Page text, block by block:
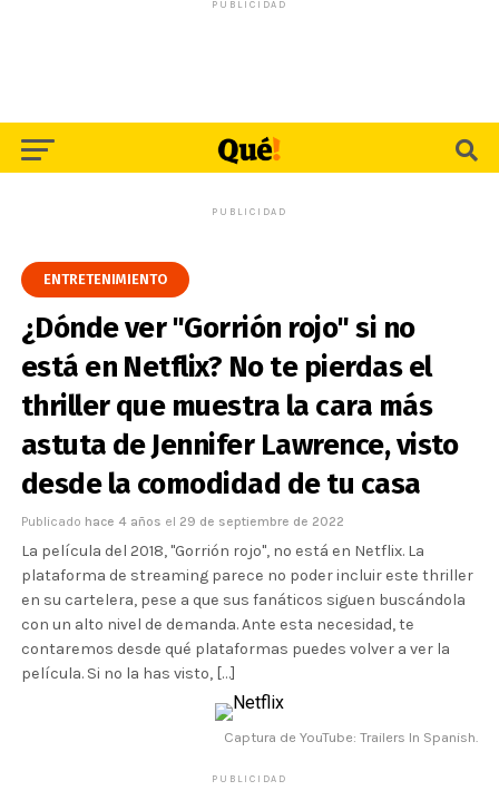
PUBLICIDAD
PUBLICIDAD
ENTRETENIMIENTO
¿Dónde ver "Gorrión rojo" si no
está en Netflix? No te pierdas el
thriller que muestra la cara más
astuta de Jennifer Lawrence, visto
desde la comodidad de tu casa
Publicado hace 4 años el 29 de septiembre de 2022
La película del 2018, "Gorrión rojo", no está en Netflix. La
plataforma de streaming parece no poder incluir este thriller
en su cartelera, pese a que sus fanáticos siguen buscándola
con un alto nivel de demanda. Ante esta necesidad, te
contaremos desde qué plataformas puedes volver a ver la
película. Si no la has visto, […]
Captura de YouTube: Trailers In Spanish.
PUBLICIDAD